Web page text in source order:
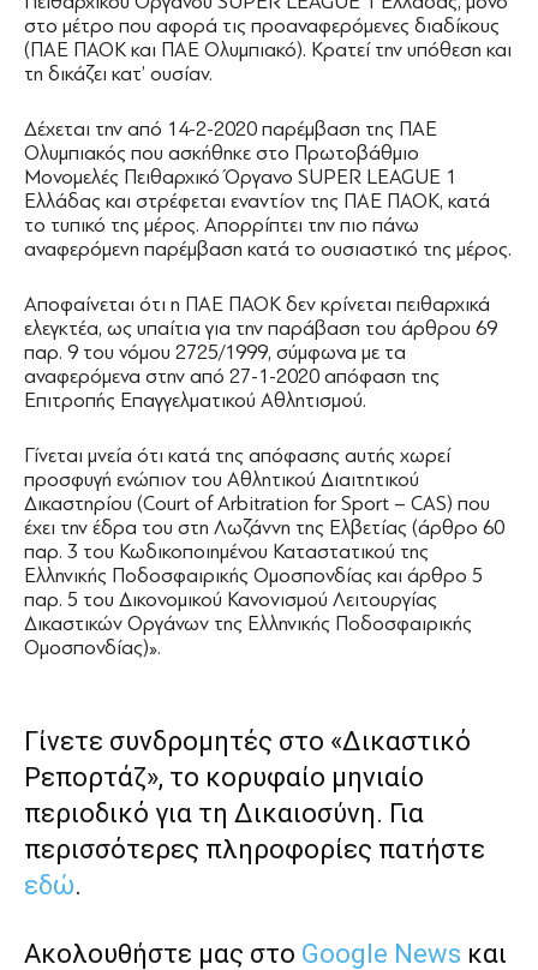
στο μέτρο που αφορά τις προαναφερόμενες διαδίκους
(ΠΑΕ ΠΑΟΚ και ΠΑΕ Ολυμπιακό). Κρατεί την υπόθεση και
τη δικάζει κατ’ ουσίαν.
Δέχεται την από 14-2-2020 παρέμβαση της ΠΑΕ
Ολυμπιακός που ασκήθηκε στο Πρωτοβάθμιο
Μονομελές Πειθαρχικό Όργανο SUPER LEAGUE 1
Ελλάδας και στρέφεται εναντίον της ΠΑΕ ΠΑΟΚ, κατά
το τυπικό της μέρος. Απορρίπτει την πιο πάνω
αναφερόμενη παρέμβαση κατά το ουσιαστικό της μέρος.
Αποφαίνεται ότι η ΠΑΕ ΠΑΟΚ δεν κρίνεται πειθαρχικά
ελεγκτέα, ως υπαίτια για την παράβαση του άρθρου 69
παρ. 9 του νόμου 2725/1999, σύμφωνα με τα
αναφερόμενα στην από 27-1-2020 απόφαση της
Επιτροπής Επαγγελματικού Αθλητισμού.
Γίνεται μνεία ότι κατά της απόφασης αυτής χωρεί
προσφυγή ενώπιον του Αθλητικού Διαιτητικού
Δικαστηρίου (Court of Arbitration for Sport – CAS) που
έχει την έδρα του στη Λωζάννη της Ελβετίας (άρθρο 60
παρ. 3 του Κωδικοποιημένου Καταστατικού της
Ελληνικής Ποδοσφαιρικής Ομοσπονδίας και άρθρο 5
παρ. 5 του Δικονομικού Κανονισμού Λειτουργίας
Δικαστικών Οργάνων της Ελληνικής Ποδοσφαιρικής
Ομοσπονδίας)».
Γίνετε συνδρομητές στο «Δικαστικό
Ρεπορτάζ», το κορυφαίο μηνιαίο
περιοδικό για τη Δικαιοσύνη. Για
περισσότερες πληροφορίες πατήστε
εδώ.
Ακολουθήστε μας στο Google News και